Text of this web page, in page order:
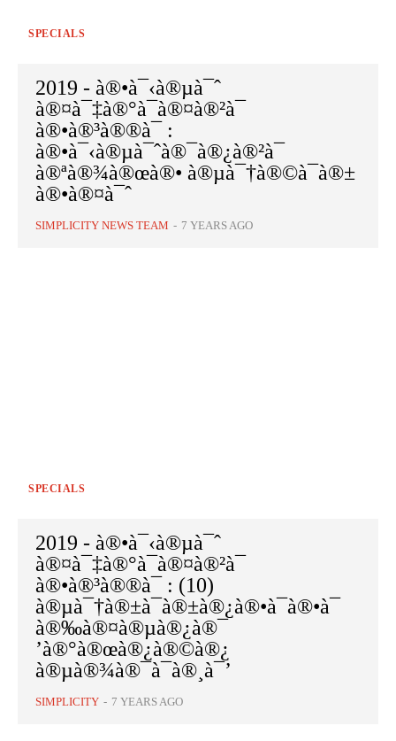
SPECIALS
2019 - à®•à¯‹à®µà¯ˆ
à®¤à¯‡à®°à¯à®¤à®²à¯
à®•à®³à®®à¯ :
à®•à¯‹à®µà¯ˆà®¯à®¿à®²à¯
à®ªà®¾à®œà®• à®µà¯†à®©à¯à®±
à®•à®¤à¯ˆ
SIMPLICITY NEWS TEAM - 7 YEARS AGO
SPECIALS
2019 - à®•à¯‹à®µà¯ˆ
à®¤à¯‡à®°à¯à®¤à®²à¯
à®•à®³à®®à¯ : (10)
à®µà¯†à®±à¯à®±à®¿à®•à¯à®•à¯
à®‰à®¤à®µà®¿à®¯
’à®°à®œà®¿à®©à®¿
à®µà®¾à®¯à¯à®¸à¯’
SIMPLICITY - 7 YEARS AGO